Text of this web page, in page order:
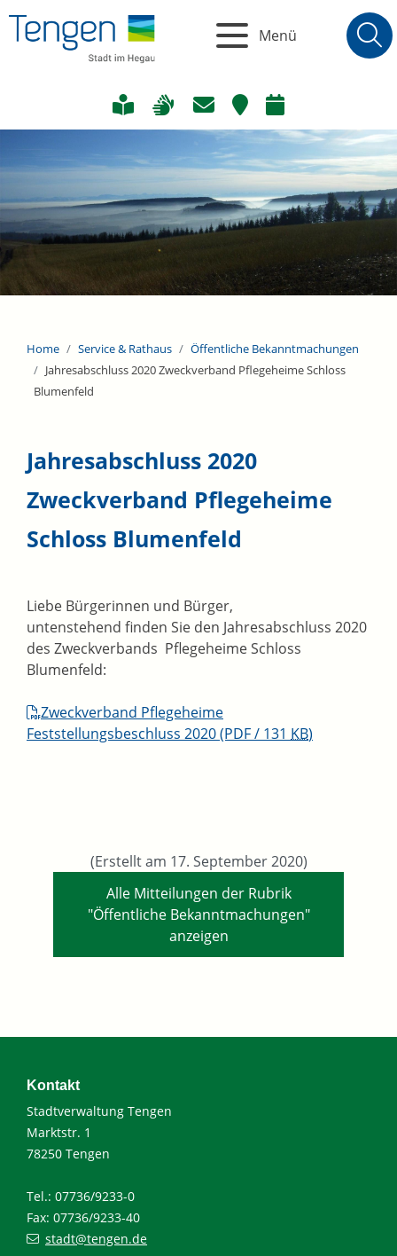
Menü
Home Service & Rathaus
Öffentliche Bekanntmachungen
Jahresabschluss 2020 Zweckverband Pflegeheime Schloss
Blumenfeld
Jahresabschluss 2020
Zweckverband Pflegeheime
Schloss Blumenfeld
Liebe Bürgerinnen und Bürger,
untenstehend finden Sie den Jahresabschluss 2020
des Zweckverbands Pflegeheime Schloss
Blumenfeld:
Zweckverband Pflegeheime
Feststellungsbeschluss 2020(PDF / 131 KB)
(Erstellt am 17. September 2020)
Alle Mitteilungen der Rubrik
"Öffentliche Bekanntmachungen"
anzeigen
Kontakt
Stadtverwaltung Tengen
Marktstr. 1
78250 Tengen
Tel.: 07736/9233-0
Fax: 07736/9233-40
stadt@tengen.de